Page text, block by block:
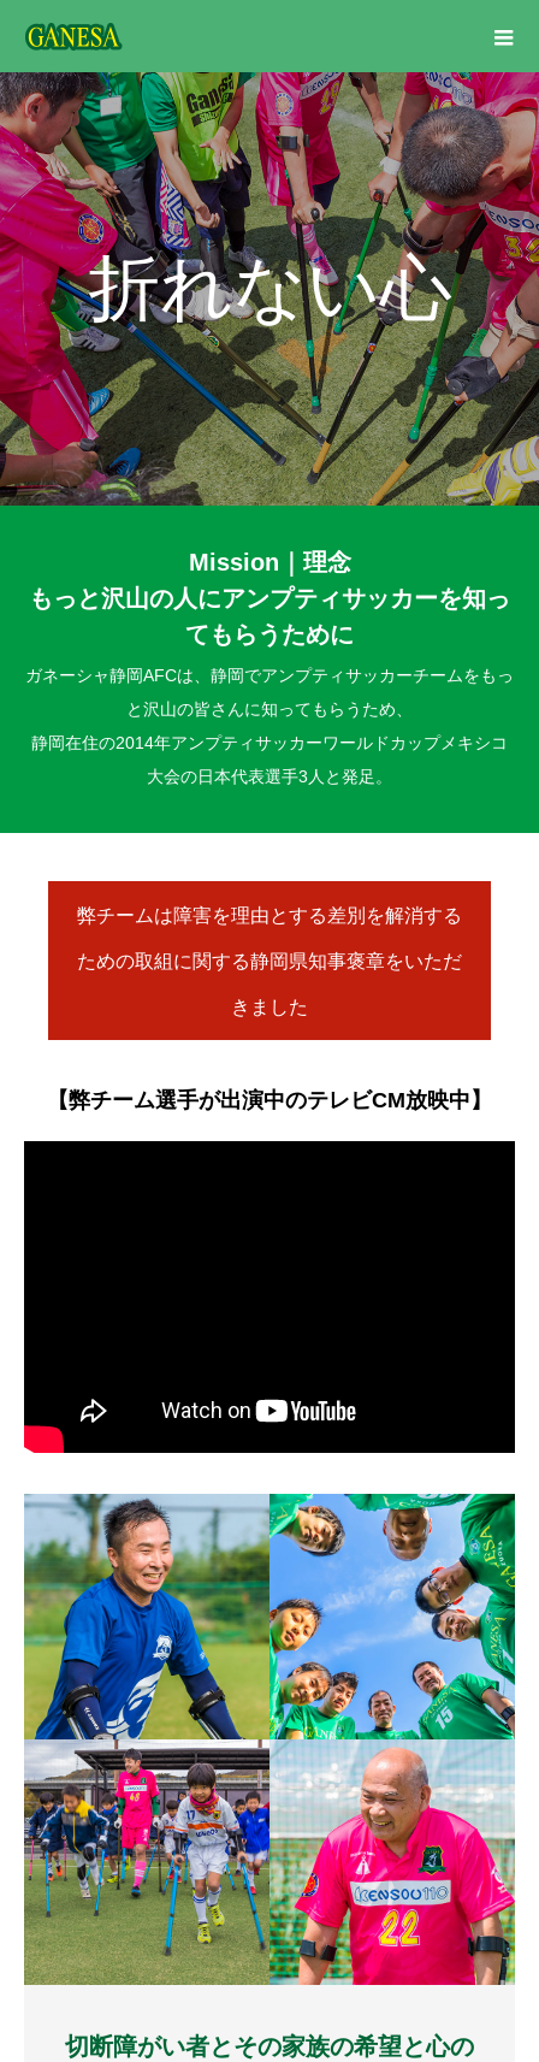
Mission｜理念
もっと沢山の人にアンプティサッカーを知っ
てもらうために
ガネーシャ静岡AFCは、静岡でアンプティサッカーチームをもっ
と沢山の皆さんに知ってもらうため、
静岡在住の2014年アンプティサッカーワールドカップメキシコ
大会の日本代表選手3人と発足。
弊チームは障害を理由とする差別を解消する
ための取組に関する静岡県知事褒章をいただ
きました
【弊チーム選手が出演中のテレビCM放映中】
切断障がい者とその家族の希望と心の